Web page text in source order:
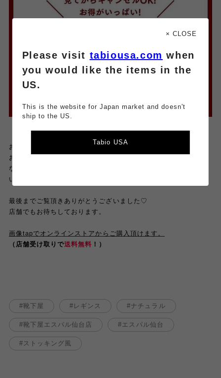
お店のSNSは毎日更新中。
お得な情報やイベント、新商品
なども発信しているので、是非そちらもチェックしてみてくださ
いね。
最後までご覧頂きありがとうございました♡
店舗でもお待ちしております。
画像tapでオンラインストアからご購入頂けます。
（店舗受け取りで送料無料 ！）
靴下屋 レギンス ナチュラル
靴下屋エスパル仙台店 エスパル仙台
ストッキング風
× CLOSE
Please visit tabiousa.com when
you would like the items in the
US.
This is the website for Japan market and doesn't
ship to the US.
Tabio USA